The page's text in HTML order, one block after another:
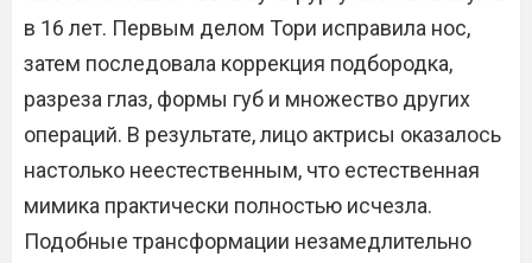
в 16 лет. Первым делом Тори исправила нос,
затем последовала коррекция подбородка,
разреза глаз, формы губ и множество других
операций. В результате, лицо актрисы оказалось
настолько неестественным, что естественная
мимика практически полностью исчезла.
Подобные трансформации незамедлительно